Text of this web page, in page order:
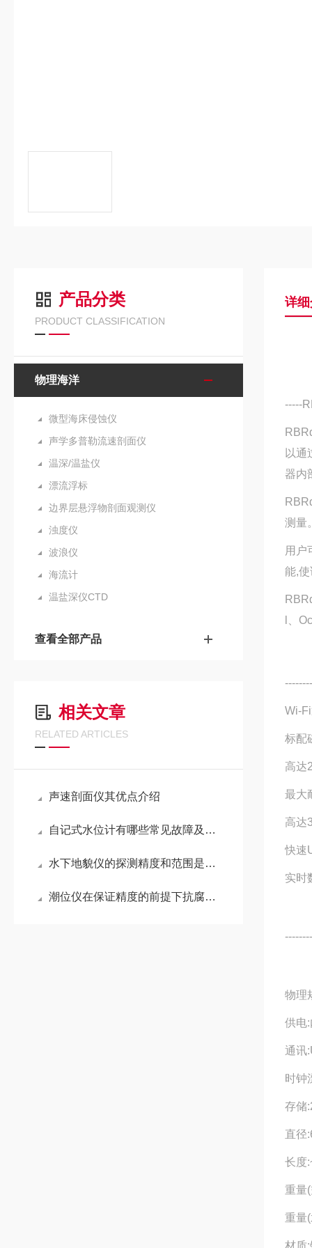
产品分类
PRODUCT CLASSIFICATION
物理海洋
微型海床侵蚀仪
声学多普勒流速剖面仪
温深/温盐仪
漂流浮标
边界层悬浮物剖面观测仪
浊度仪
波浪仪
海流计
温盐深仪CTD
查看全部产品
相关文章
RELATED ARTICLES
声速剖面仪其优点介绍
自记式水位计有哪些常见故障及解决方法呢？
水下地貌仪的探测精度和范围是如何的呢？
潮位仪在保证精度的前提下抗腐蚀性更强
详
-----
以通
器内
测量
用户
能,
l、
Wi-
标配
高达
最大
高达
快速
实时
物理
供电
通讯
时钟
存储
直径
长度
重量
重量
材质